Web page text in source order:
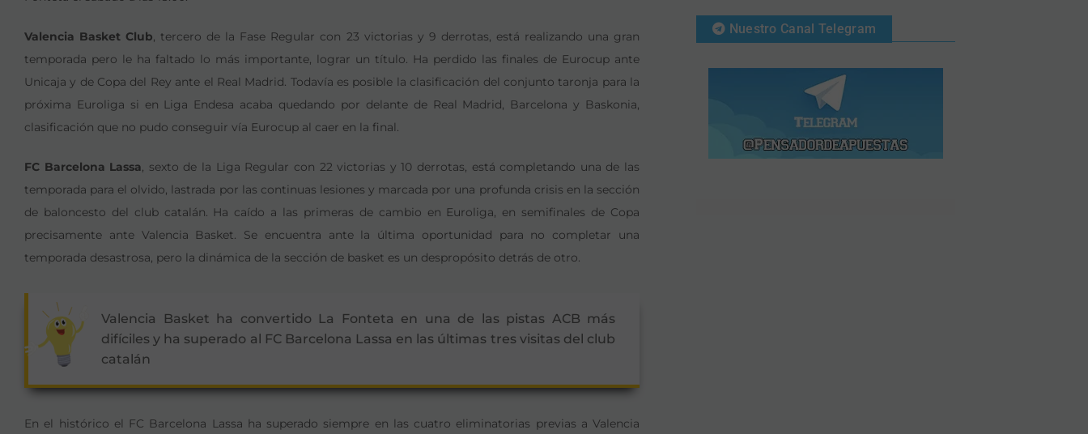
Valencia Basket Club, tercero de la Fase Regular con 23 victorias y 9 derrotas, está realizando una gran
temporada pero le ha faltado lo más importante, lograr un título. Ha perdido las finales de Eurocup ante
Unicaja y de Copa del Rey ante el Real Madrid. Todavía es posible la clasificación del conjunto taronja para la
próxima Euroliga si en Liga Endesa acaba quedando por delante de Real Madrid, Barcelona y Baskonia,
clasificación que no pudo conseguir vía Eurocup al caer en la final.
FC Barcelona Lassa, sexto de la Liga Regular con 22 victorias y 10 derrotas, está completando una de las
temporada para el olvido, lastrada por las continuas lesiones y marcada por una profunda crisis en la sección
de baloncesto del club catalán. Ha caído a las primeras de cambio en Euroliga, en semifinales de Copa
precisamente ante Valencia Basket. Se encuentra ante la última oportunidad para no completar una
temporada desastrosa, pero la dinámica de la sección de basket es un despropósito detrás de otro.
Valencia Basket ha convertido La Fonteta en una de las pistas ACB más
difíciles y ha superado al FC Barcelona Lassa en las últimas tres visitas del club
catalán
En el histórico el FC Barcelona Lassa ha superado siempre en las cuatro eliminatorias previas a Valencia
Nuestro Canal Telegram